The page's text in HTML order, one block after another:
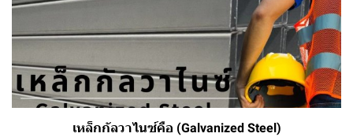
เหล็กกัลวาไนซ์คือ (Galvanized Steel)